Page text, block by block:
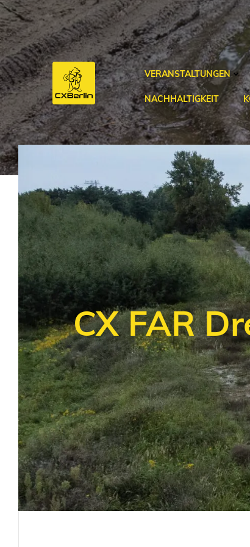
Zum
Inhalt
springen
VERANSTALTUNGEN
NACHHALTIGKEIT
CX FAR